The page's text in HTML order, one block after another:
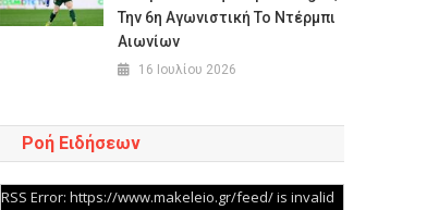
Την 6η Αγωνιστική Το Ντέρμπι
Αιωνίων
16 Ιουλίου 2026
Ροή Ειδήσεων
RSS Error: https://www.makeleio.gr/feed/ is invalid